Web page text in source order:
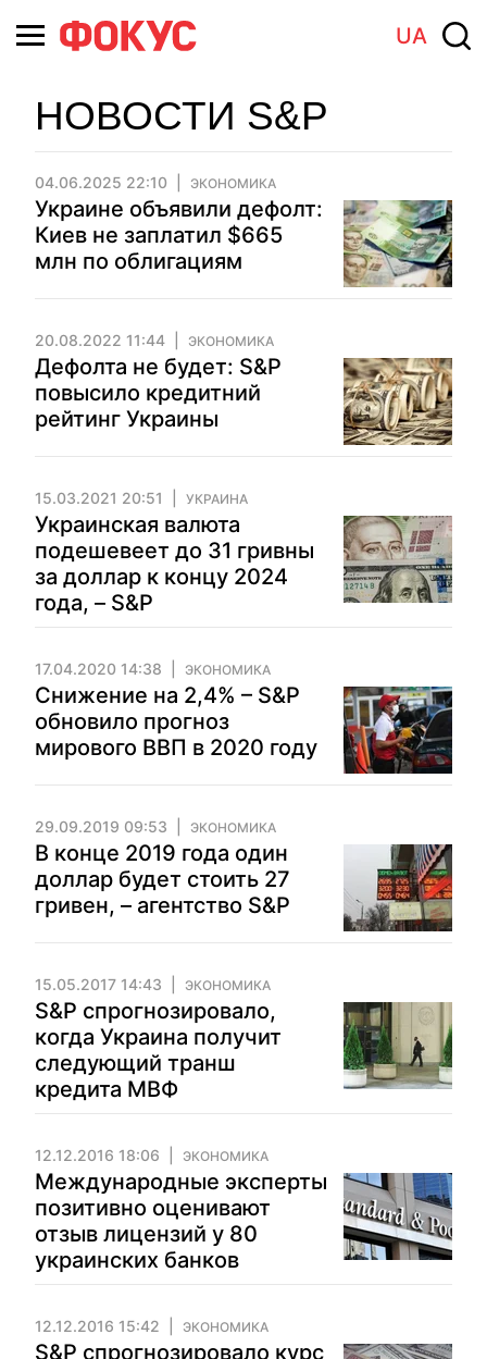
UA
НОВОСТИ S&P
04.06.2025 22:10 ЭКОНОМИКА
Украине объявили дефолт:
Киев не заплатил $665
млн по облигациям
20.08.2022 11:44 ЭКОНОМИКА
Дефолта не будет: S&P
повысило кредитний
рейтинг Украины
15.03.2021 20:51 УКРАИНА
Украинская валюта
подешевеет до 31 гривны
за доллар к концу 2024
года, – S&P
17.04.2020 14:38 ЭКОНОМИКА
Снижение на 2,4% – S&P
обновило прогноз
мирового ВВП в 2020 году
29.09.2019 09:53 ЭКОНОМИКА
В конце 2019 года один
доллар будет стоить 27
гривен, – агентство S&P
15.05.2017 14:43 ЭКОНОМИКА
S&P спрогнозировало,
когда Украина получит
следующий транш
кредита МВФ
12.12.2016 18:06 ЭКОНОМИКА
Международные эксперты
позитивно оценивают
отзыв лицензий у 80
украинских банков
12.12.2016 15:42 ЭКОНОМИКА
S&P спрогнозировало курс